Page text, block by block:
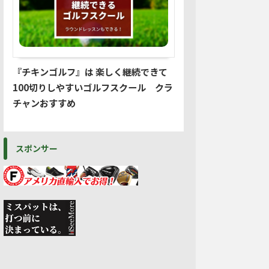
『チキンゴルフ』は 楽しく継続できて
100切りしやすいゴルフスクール クラ
チャンおすすめ
スポンサー